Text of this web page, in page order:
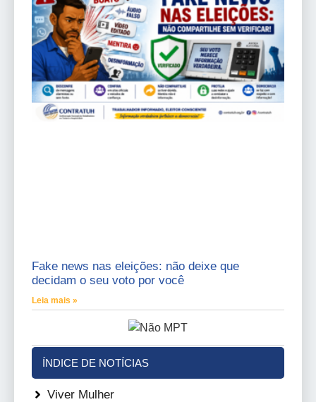
Fake news nas eleições: não deixe que
decidam o seu voto por você
Leia mais »
ÍNDICE DE NOTÍCIAS
Viver Mulher